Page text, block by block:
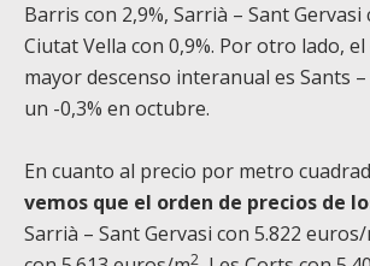
Barris con 2,9%, Sarrià – Sant Gervasi
Ciutat Vella con 0,9%. Por otro lado,
mayor descenso interanual es Sants
un -0,3% en octubre.
En cuanto al precio por metro
vemos que el orden de precios de
Sarrià – Sant Gervasi con 5.822
2